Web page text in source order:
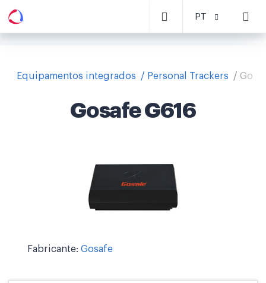
PT
Equipamentos integrados Personal Trackers
Gosafe G616
Fabricante: Gosafe